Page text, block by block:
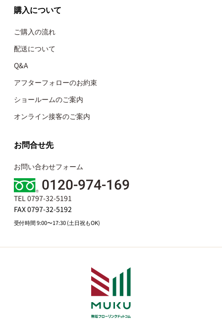
購入について
ご購入の流れ
配送について
Q&A
アフターフォローのお約束
ショールームのご案内
オンライン接客のご案内
お問合せ先
お問い合わせフォーム
0120-974-169
TEL 0797-32-5191
FAX 0797-32-5192
受付時間 9:00〜17:30 (土日祝もOK)